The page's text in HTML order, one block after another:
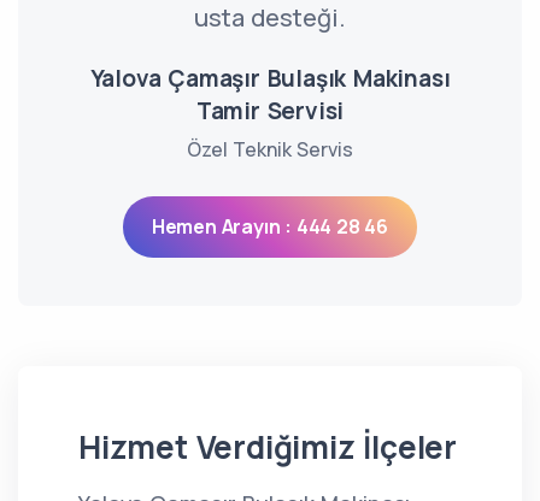
usta desteği.
Yalova Çamaşır Bulaşık Makinası
Tamir Servisi
Özel Teknik Servis
Hemen Arayın : 444 28 46
Hizmet Verdiğimiz İlçeler